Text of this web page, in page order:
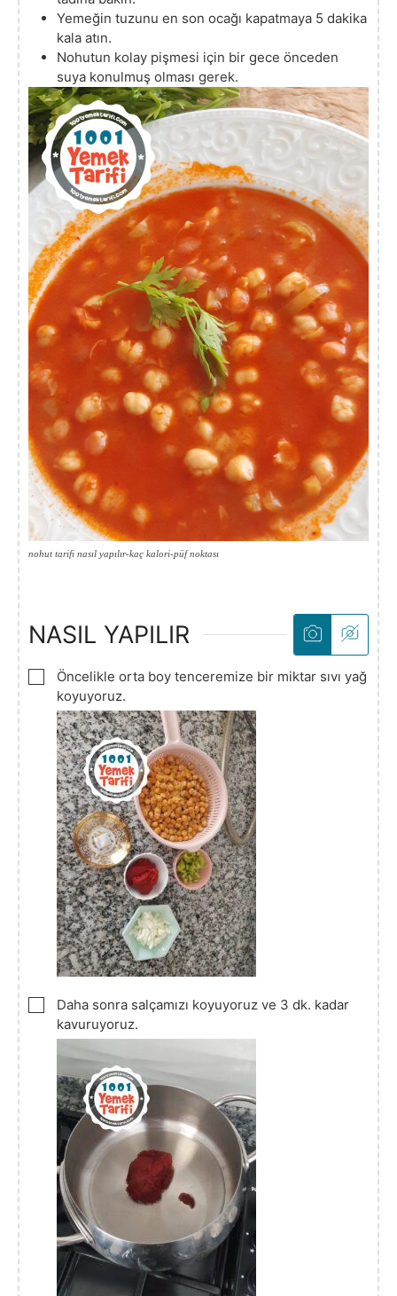
Yemeğin tuzunu en son ocağı kapatmaya 5 dakika
kala atın.
Nohutun kolay pişmesi için bir gece önceden
suya konulmuş olması gerek.
nohut tarifi nasıl yapılır-kaç kalori-püf noktası
NASIL YAPILIR
▢
Öncelikle orta boy tenceremize bir miktar sıvı yağ
koyuyoruz.
▢
Daha sonra salçamızı koyuyoruz ve 3 dk. kadar
kavuruyoruz.